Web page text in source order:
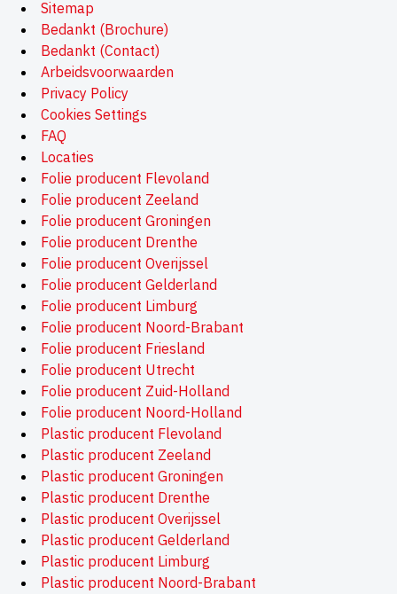
Sitemap
Bedankt (Brochure)
Bedankt (Contact)
Arbeidsvoorwaarden
Privacy Policy
Cookies Settings
FAQ
Locaties
Folie producent Flevoland
Folie producent Zeeland
Folie producent Groningen
Folie producent Drenthe
Folie producent Overijssel
Folie producent Gelderland
Folie producent Limburg
Folie producent Noord-Brabant
Folie producent Friesland
Folie producent Utrecht
Folie producent Zuid-Holland
Folie producent Noord-Holland
Plastic producent Flevoland
Plastic producent Zeeland
Plastic producent Groningen
Plastic producent Drenthe
Plastic producent Overijssel
Plastic producent Gelderland
Plastic producent Limburg
Plastic producent Noord-Brabant